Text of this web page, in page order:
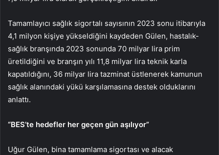
Tamamlayıcı sağlık sigortalı sayısının 2023 sonu itibarıyla
4,1 milyon kişiye yükseldiğini kaydeden Gülen, hastalık-
sağlık branşında 2023 sonunda 70 milyar lira prim
üretildiğini ve branşın yılı 11,8 milyar lira teknik karla
kapatıldığını, 36 milyar lira tazminat üstlenerek kamunun
sağlık alanındaki yükü karşılamasına destek olduklarını
anlattı.
“BES’te hedefler her geçen gün aşılıyor”
Uğur Gülen, bina tamamlama sigortası ve alacak